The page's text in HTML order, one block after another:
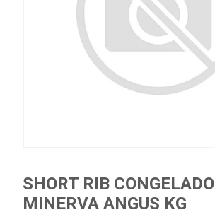
SHORT RIB CONGELADO
MINERVA ANGUS KG